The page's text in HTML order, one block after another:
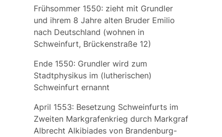
Frühsommer 1550: zieht mit Grundler
und ihrem 8 Jahre alten Bruder Emilio
nach Deutschland (wohnen in
Schweinfurt, Brückenstraße 12)
Ende 1550: Grundler wird zum
Stadtphysikus im (lutherischen)
Schweinfurt ernannt
April 1553: Besetzung Schweinfurts im
Zweiten Markgrafenkrieg durch Markgraf
Albrecht Alkibiades von Brandenburg-